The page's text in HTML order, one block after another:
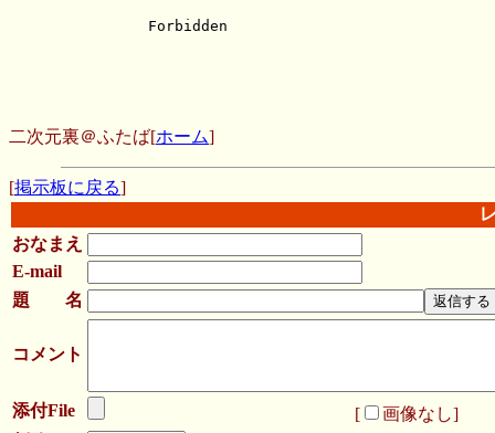
二次元裏＠ふたば[ホーム]
[掲示板に戻る]
おなまえ
E-mail
題 名
コメント
添付File [ 画像なし]